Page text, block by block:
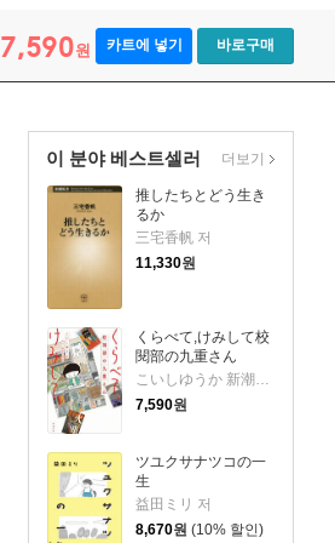
7,590원 카트에 넣기 바로구매
이 분야 베스트셀러
推したちとどう生き
るか
三宅香帆 저
11,330원
くらべて,けみして校
閱部の九重さん
7,590원
ツユクサナツコの一
生
益田ミリ 저
8,670원 (10% 할인)
더보기